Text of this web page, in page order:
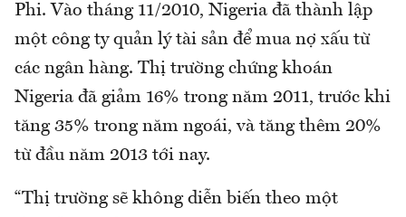
Phi. Vào tháng 11/2010, Nigeria đã thành lập
một công ty quản lý tài sản để mua nợ xấu từ
các ngân hàng. Thị trường chứng khoán
Nigeria đã giảm 16% trong năm 2011, trước khi
tăng 35% trong năm ngoái, và tăng thêm 20%
từ đầu năm 2013 tới nay.
“Thị trường sẽ không diễn biến theo một